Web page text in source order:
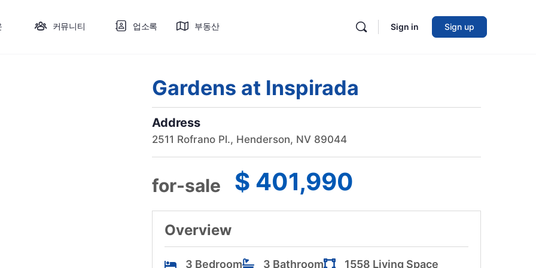
커뮤니티 업소록 부동산 Sign in Sign up
Gardens at Inspirada
Address
2511 Rofrano Pl., Henderson, NV 89044
for-sale $ 401,990
Overview
3 Bedroom 3 Bathroom 1558 Living Space